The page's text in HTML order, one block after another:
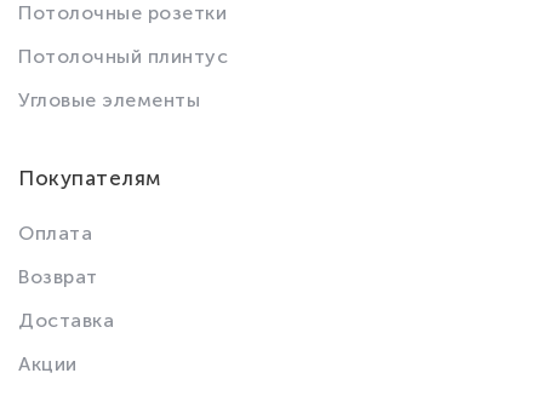
Потолочные розетки
Потолочный плинтус
Угловые элементы
Покупателям
Оплата
Возврат
Доставка
Акции